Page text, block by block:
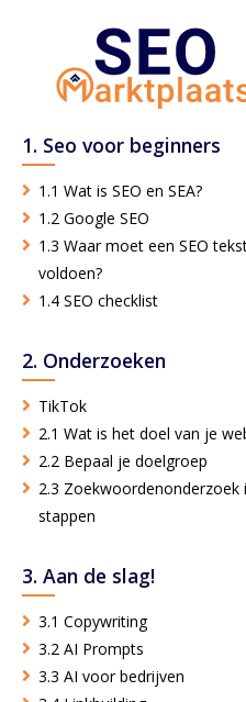
1. Seo voor beginners
1.1 Wat is SEO en SEA?
1.2 Google SEO
1.3 Waar moet een SEO
voldoen?
1.4 SEO checklist
2. Onderzoeken
TikTok
2.1 Wat is het doel van je
2.2 Bepaal je doelgroep
2.3 Zoekwoordenonderzoek
stappen
3. Aan de slag!
3.1 Copywriting
3.2 AI Prompts
3.3 AI voor bedrijven